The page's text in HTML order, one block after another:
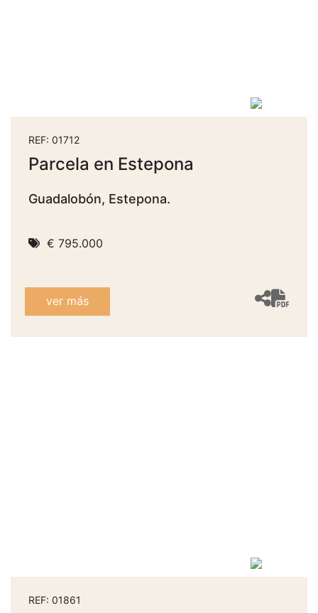
REF: 01712
Parcela en Estepona
Guadalobón, Estepona.
€ 795.000
ver más
REF: 01861